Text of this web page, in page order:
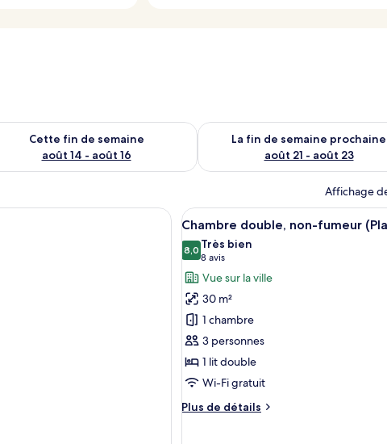
août 10
Cette fin de semaine
août 14 - août 16
la disponibilité pour cette fin de semaine août 14 - août 16
La fin de semaine prochaine
août 21 - août 23
Vérifier la disponibilité pour la
Affichage
Afficher
toutes
les
photos
pour
ce
type
de
chambre :
Chambre
double,
Une
8
Chambre double, non-fumeur
8,08,0 sur 10
Très bien
8 avis
(8 avis)
Vue sur la ville
30 m²
1 chambre
3 personnes
1 lit double
Wi-Fi gratuit
Plus de détails
Plus